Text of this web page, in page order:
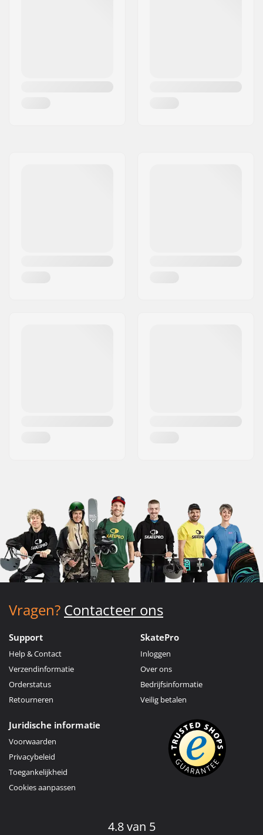
Vragen? Contacteer ons
Support
Help & Contact
Verzendinformatie
Orderstatus
Retourneren
SkatePro
Inloggen
Over ons
Bedrijfsinformatie
Veilig betalen
Juridische informatie
Voorwaarden
Privacybeleid
Toegankelijkheid
Cookies aanpassen
4.8 van 5